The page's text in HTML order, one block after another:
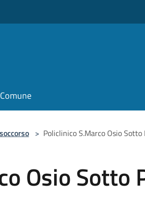
> Policlinico S.Marco Osio Sotto
Osio Sotto